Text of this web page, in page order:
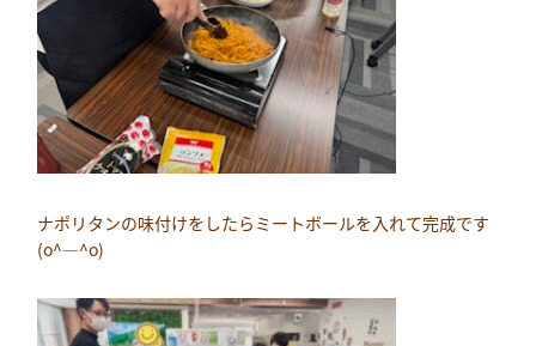
ナポリタンの味付けをしたらミートボールを入れて完成です
(o^―^o)